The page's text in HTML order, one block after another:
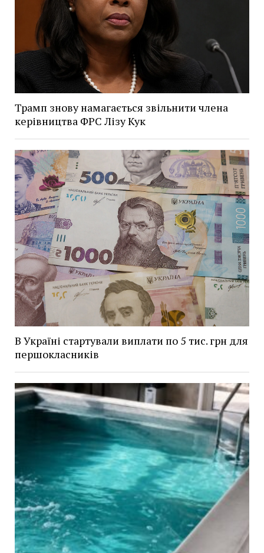
Трамп знову намагається звільнити члена
керівництва ФРС Лізу Кук
В Україні стартували виплати по 5 тис. грн для
першокласників